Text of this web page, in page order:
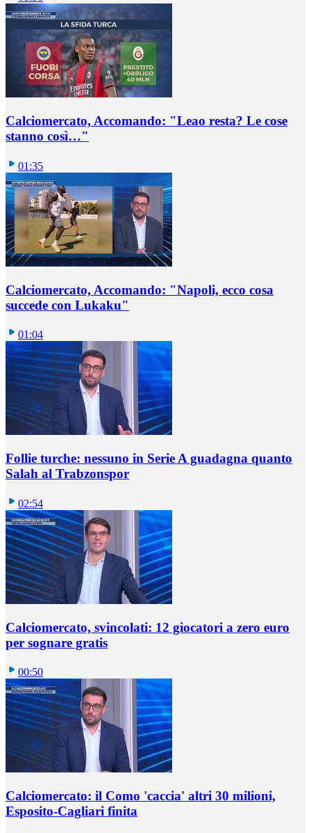
Calciomercato, Accomando: "Leao resta? Le cose
stanno così…"
01:35
Calciomercato, Accomando: "Napoli, ecco cosa
succede con Lukaku"
01:04
Follie turche: nessuno in Serie A guadagna quanto
Salah al Trabzonspor
02:54
Calciomercato, svincolati: 12 giocatori a zero euro
per sognare gratis
00:50
Calciomercato: il Como 'caccia' altri 30 milioni,
Esposito-Cagliari finita